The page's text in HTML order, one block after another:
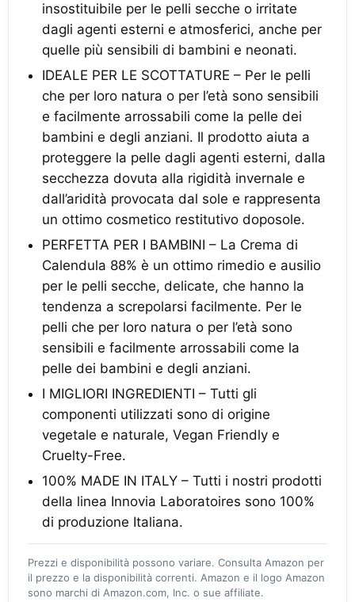
insostituibile per le pelli secche o irritate
dagli agenti esterni e atmosferici, anche per
quelle più sensibili di bambini e neonati.
IDEALE PER LE SCOTTATURE – Per le pelli
che per loro natura o per l’età sono sensibili
e facilmente arrossabili come la pelle dei
bambini e degli anziani. Il prodotto aiuta a
proteggere la pelle dagli agenti esterni, dalla
secchezza dovuta alla rigidità invernale e
dall’aridità provocata dal sole e rappresenta
un ottimo cosmetico restitutivo doposole.
PERFETTA PER I BAMBINI – La Crema di
Calendula 88% è un ottimo rimedio e ausilio
per le pelli secche, delicate, che hanno la
tendenza a screpolarsi facilmente. Per le
pelli che per loro natura o per l’età sono
sensibili e facilmente arrossabili come la
pelle dei bambini e degli anziani.
I MIGLIORI INGREDIENTI – Tutti gli
componenti utilizzati sono di origine
vegetale e naturale, Vegan Friendly e
Cruelty-Free.
100% MADE IN ITALY – Tutti i nostri prodotti
della linea Innovia Laboratoires sono 100%
di produzione Italiana.
Prezzi e disponibilità possono variare. Consulta Amazon per
il prezzo e la disponibilità correnti. Amazon e il logo Amazon
sono marchi di Amazon.com, Inc. o sue affiliate.